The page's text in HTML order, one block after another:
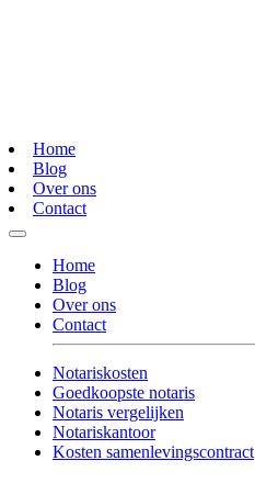
Home
Blog
Over ons
Contact
Home
Blog
Over ons
Contact
Notariskosten
Goedkoopste notaris
Notaris vergelijken
Notariskantoor
Kosten samenlevingscontract